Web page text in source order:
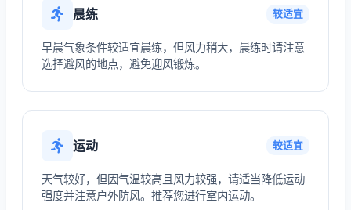
晨练 较适宜
早晨气象条件较适宜晨练，但风力稍大，晨练时请注意
选择避风的地点，避免迎风锻炼。
运动 较适宜
天气较好，但因气温较高且风力较强，请适当降低运动
强度并注意户外防风。推荐您进行室内运动。